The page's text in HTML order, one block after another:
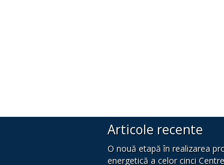
Articole recente
O nouă etapă în realizarea
energetică a celor cinci